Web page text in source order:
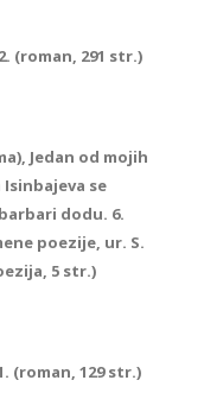
(roman, 291 str.)
Jedan od mojih
se
dodu. 6.
poezije, ur. S.
5 str.)
(roman, 129 str.)